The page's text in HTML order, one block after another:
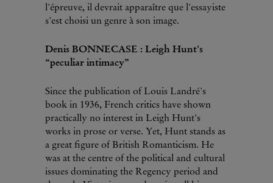
l'épreuve, il devrait apparaître que l'essayiste
s'est choisi un genre à son image.
Denis BONNECASE : Leigh Hunt's
“peculiar intimacy”
Since the publication of Louis Landré's
book in 1936, French critics have shown
practically no interest in Leigh Hunt's
works in prose or verse. Yet, Hunt stands as
a great figure of British Romanticism. He
was at the centre of the political and cultural
issues dominating the Regency period and